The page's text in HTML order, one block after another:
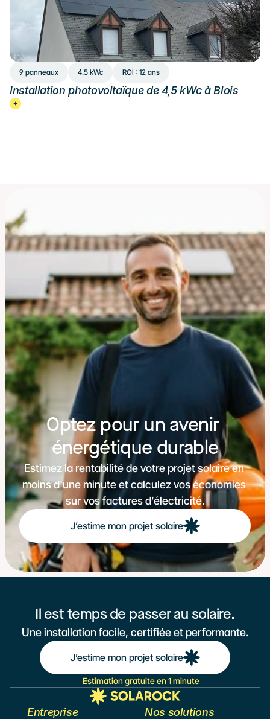
9 panneaux 4.5 kWc ROI : 12 ans
Installation photovoltaïque de 4,5 kWc à Blois
Optez pour un avenir
énergétique durable
Estimez la rentabilité de votre projet solaire en
moins d'une minute et calculez vos économies
sur vos factures d’électricité.
J’estime mon projet solaire
Il est temps de passer au solaire.
Une installation facile, certifiée et performante.
J’estime mon projet solaire
Estimation gratuite en 1 minute
Entreprise Nos solutions